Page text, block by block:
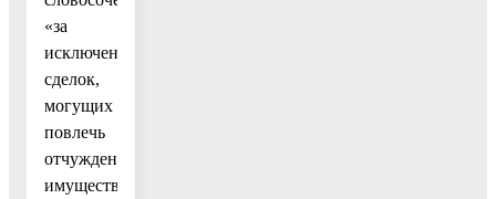
«за
исключением
сделок,
могущих
повлечь
отчуждение
имущества»